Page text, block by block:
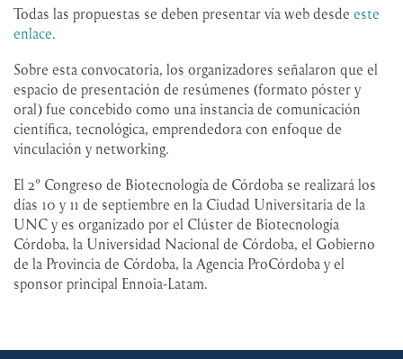
Todas las propuestas se deben presentar vía web desde este
enlace.
Sobre esta convocatoria, los organizadores señalaron que el
espacio de presentación de resúmenes (formato póster y
oral) fue concebido como una instancia de comunicación
científica, tecnológica, emprendedora con enfoque de
vinculación y networking.
El 2° Congreso de Biotecnología de Córdoba se realizará los
días 10 y 11 de septiembre en la Ciudad Universitaria de la
UNC y es organizado por el Clúster de Biotecnología
Córdoba, la Universidad Nacional de Córdoba, el Gobierno
de la Provincia de Córdoba, la Agencia ProCórdoba y el
sponsor principal Ennoia-Latam.